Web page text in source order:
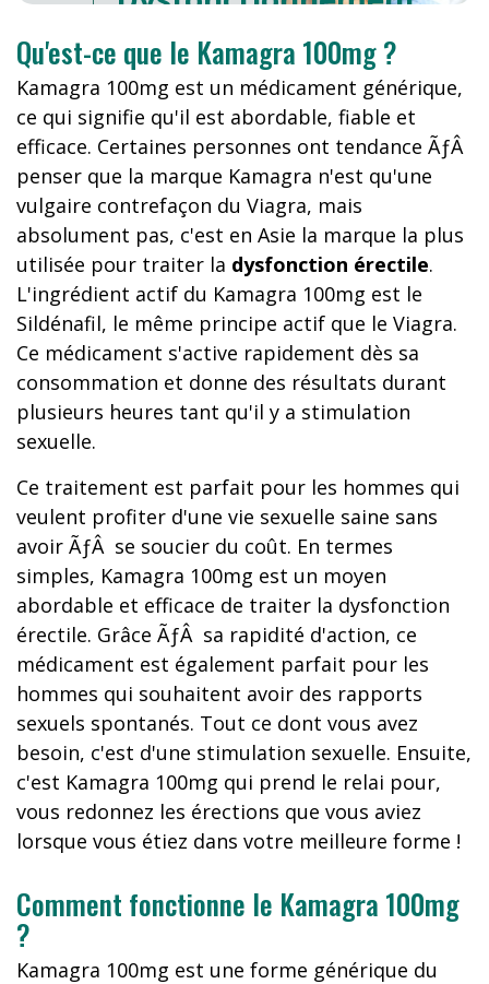
Erectile
Qu'est-ce que le Kamagra 100mg ?
Kamagra 100mg est un médicament générique,
ce qui signifie qu'il est abordable, fiable et
efficace. Certaines personnes ont tendance ÃƒÂ
penser que la marque Kamagra n'est qu'une
vulgaire contrefaçon du Viagra, mais
absolument pas, c'est en Asie la marque la plus
utilisée pour traiter la dysfonction érectile.
L'ingrédient actif du Kamagra 100mg est le
Sildénafil, le même principe actif que le Viagra.
Ce médicament s'active rapidement dès sa
consommation et donne des résultats durant
plusieurs heures tant qu'il y a stimulation
sexuelle.
Ce traitement est parfait pour les hommes qui
veulent profiter d'une vie sexuelle saine sans
avoir ÃƒÂ se soucier du coût. En termes
simples, Kamagra 100mg est un moyen
abordable et efficace de traiter la dysfonction
érectile. Grâce ÃƒÂ sa rapidité d'action, ce
médicament est également parfait pour les
hommes qui souhaitent avoir des rapports
sexuels spontanés. Tout ce dont vous avez
besoin, c'est d'une stimulation sexuelle. Ensuite,
c'est Kamagra 100mg qui prend le relai pour,
vous redonnez les érections que vous aviez
lorsque vous étiez dans votre meilleure forme !
Comment fonctionne le Kamagra 100mg
?
Kamagra 100mg est une forme générique du